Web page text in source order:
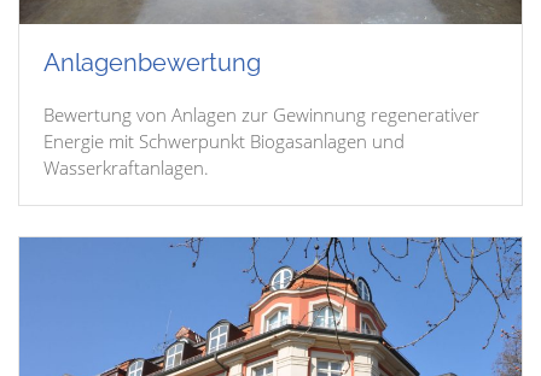
Anlagenbewertung
Bewertung von Anlagen zur Gewinnung regenerativer
Energie mit Schwerpunkt Biogasanlagen und
Wasserkraftanlagen.